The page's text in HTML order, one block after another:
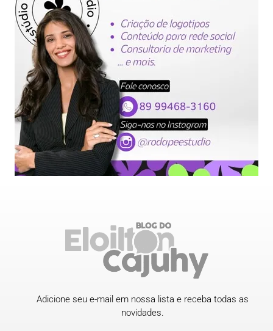
Adicione seu e-mail em nossa lista e receba todas as
novidades.